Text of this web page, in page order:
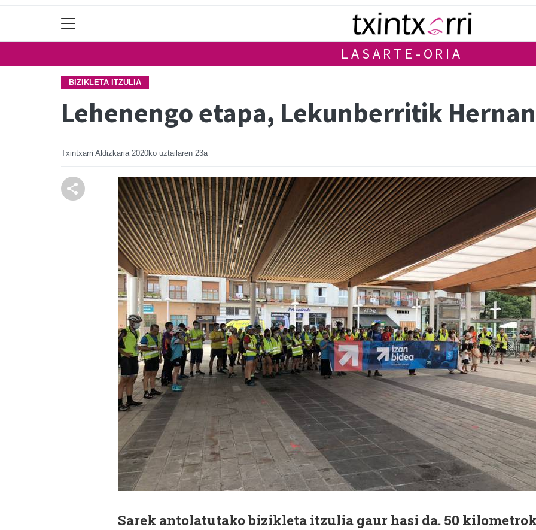
LASARTE-ORIA
BIZIKLETA ITZULIA
Lehenengo etapa, Lekunberritik
Txintxarri Aldizkaria 2020ko uztailaren 23a
Sarek antolatutako bizikleta itzulia gaur hasi da. 50